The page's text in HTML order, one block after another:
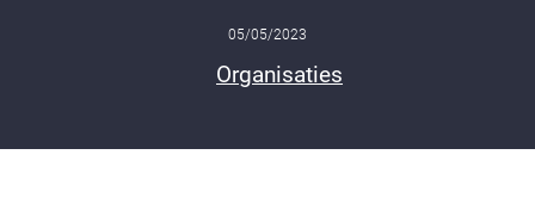
05/05/2023
Organisaties